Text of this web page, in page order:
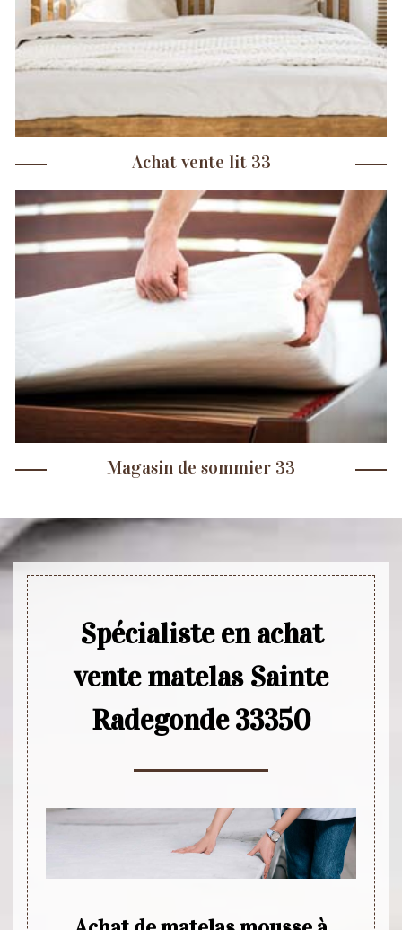
Achat vente lit 33
Magasin de sommier 33
Spécialiste en achat
vente matelas Sainte
Radegonde 33350